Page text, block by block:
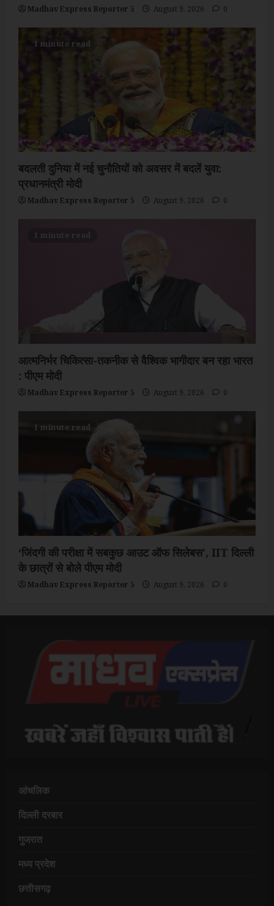
Madhav Express Reporter 5 August 9, 2026 0
1 minute read
बदलती दुनिया में नई चुनौतियों को अवसर में बदलें युवा:
प्रधानमंत्री मोदी
Madhav Express Reporter 5 August 9, 2026 0
1 minute read
आत्मनिर्भर चिकित्सा-तकनीक से वैश्विक भागीदार बन रहा भारत
: पीएम मोदी
Madhav Express Reporter 5 August 9, 2026 0
1 minute read
‘जिंदगी की परीक्षा में सबकुछ आउट ऑफ सिलेबस’, IIT दिल्ली
के छात्रों से बोले पीएम मोदी
Madhav Express Reporter 5 August 9, 2026 0
आंचलिक
दिल्ली दरबार
गुजरात
मध्य प्रदेश
छत्तीसगढ़